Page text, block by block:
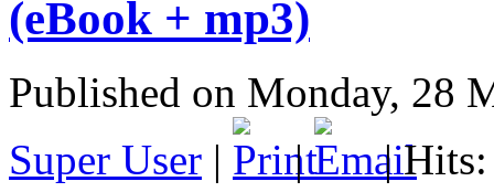
(eBook + mp3)
Published on Monday, 28
Super User | | | Hits: